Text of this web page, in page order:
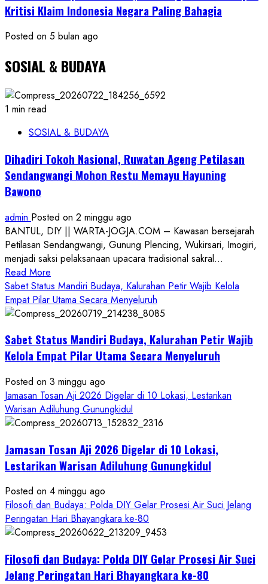
Kritisi Klaim Indonesia Negara Paling Bahagia
Posted on 5 bulan ago
SOSIAL & BUDAYA
1 min read
SOSIAL & BUDAYA
Dihadiri Tokoh Nasional, Ruwatan Ageng Petilasan
Sendangwangi Mohon Restu Memayu Hayuning
Bawono
admin Posted on 2 minggu ago
BANTUL, DIY || WARTA-JOGJA.COM – Kawasan bersejarah
Petilasan Sendangwangi, Gunung Plencing, Wukirsari, Imogiri,
menjadi saksi pelaksanaan upacara tradisional sakral...
Read More
more
about
Dihadiri
Nasional,
Ruwatan
Petilasan
Sendangwangi
Mohon
Restu
Hayuning
Bawono
Sabet Status Mandiri Budaya, Kalurahan Petir Wajib Kelola
Empat Pilar Utama Secara Menyeluruh
Sabet Status Mandiri Budaya, Kalurahan Petir Wajib
Kelola Empat Pilar Utama Secara Menyeluruh
Posted on 3 minggu ago
Jamasan Tosan Aji 2026 Digelar di 10 Lokasi, Lestarikan
Warisan Adiluhung Gunungkidul
Jamasan Tosan Aji 2026 Digelar di 10 Lokasi,
Lestarikan Warisan Adiluhung Gunungkidul
Posted on 4 minggu ago
Filosofi dan Budaya: Polda DIY Gelar Prosesi Air Suci Jelang
Peringatan Hari Bhayangkara ke-80
Filosofi dan Budaya: Polda DIY Gelar Prosesi Air Suci
Jelang Peringatan Hari Bhayangkara ke-80